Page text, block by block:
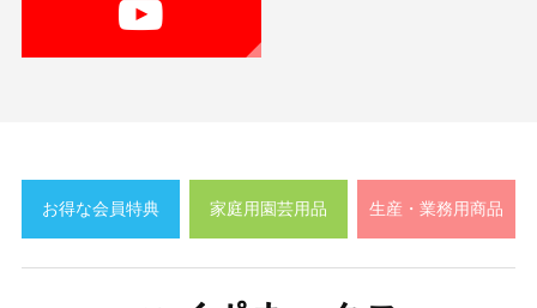
お得な会員特典 家庭用園芸用品 生産・業務用商品